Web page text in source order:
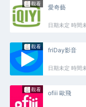
觀看 愛奇藝
日期未定 時間
觀看 friDay影音
日期未定 時間
觀看 ofiii 歐飛